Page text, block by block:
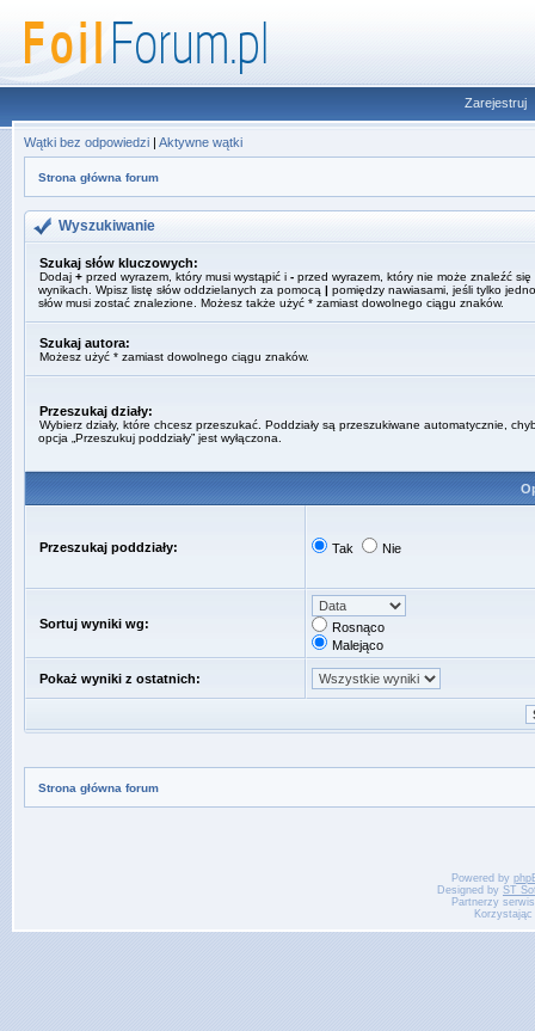
Zarejestruj
Wątki bez odpowiedzi | Aktywne wątki
Strona główna forum
Wyszukiwanie
Szukaj słów kluczowych:
Dodaj + przed wyrazem, który musi wystąpić i - przed wyrazem, który nie może znaleźć się
wynikach. Wpisz listę słów oddzielanych za pomocą | pomiędzy nawiasami, jeśli tylko
słów musi zostać znalezione. Możesz także użyć * zamiast dowolnego ciągu znaków.
Szukaj autora:
Możesz użyć * zamiast dowolnego ciągu znaków.
Przeszukaj działy:
Wybierz działy, które chcesz przeszukać. Poddziały są przeszukiwane automatycznie,
opcja „Przeszukuj poddziały” jest wyłączona.
Przeszukaj poddziały: Tak Nie
Sortuj wyniki wg:
Rosnąco
Malejąco
Pokaż wyniki z ostatnich:
Strona główna forum
Powered by
Designed by ST
Partnerzy